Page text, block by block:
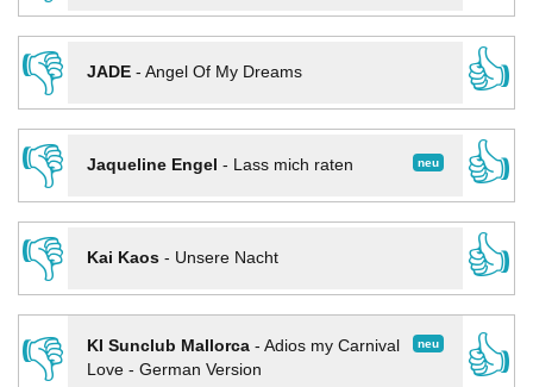
👎
JADE- Angel Of My Dreams
👍
👎
neu
Jaqueline Engel - Lass mich raten
👍
👎
Kai Kaos- Unsere Nacht
👍
👎
neu
KI Sunclub Mallorca- Adios my Carnival
Love - German Version
👍